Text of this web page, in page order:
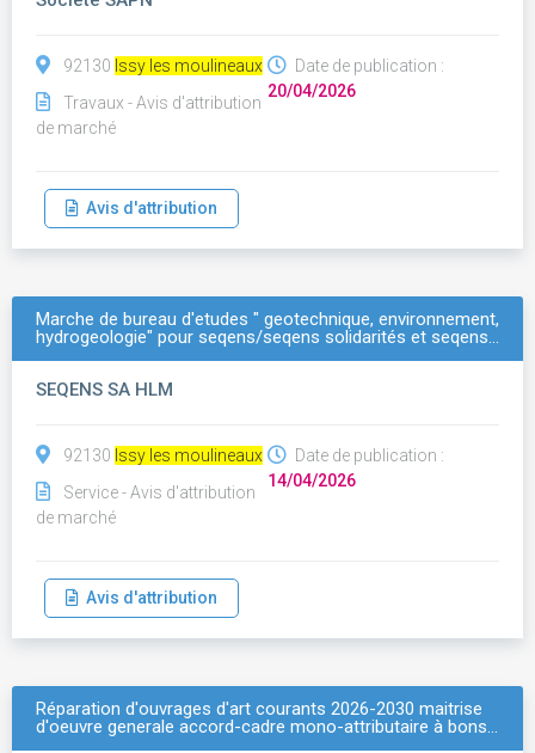
92130 Issy les moulineaux
Travaux - Avis d'attribution
de marché
Date de publication :
20/04/2026
Avis d'attribution
Marche de bureau d'etudes " geotechnique, environnement,
hydrogeologie" pour seqens/seqens solidarités et seqens…
SEQENS SA HLM
92130 Issy les moulineaux
Service - Avis d'attribution
de marché
Date de publication :
14/04/2026
Avis d'attribution
Réparation d'ouvrages d'art courants 2026-2030 maitrise
d'oeuvre generale accord-cadre mono-attributaire à bons…